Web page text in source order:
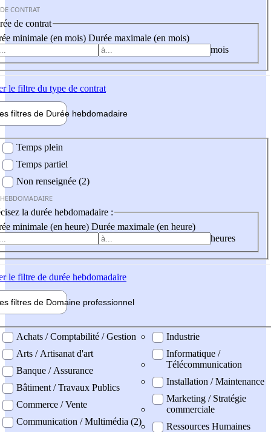
CONTRAT
de contrat
minimale (en mois) Durée maximale (en mois)
mois
le filtre du type de contrat
filtres de Durée hebdomadaire
Temps plein
Temps partiel
Non renseignée (2)
la durée hebdomadaire :
minimale (en heure) Durée maximale (en heure)
heures
le filtre de durée hebdomadaire
filtres de Domaine professionnel
professionel
Achats / Comptabilité / Gestion
Arts / Artisanat d'art
Banque / Assurance
Bâtiment / Travaux Publics
Commerce / Vente
Communication / Multimédia (2)
Industrie
Informatique /
Télécommunication
Installation / Maintenance
Marketing / Stratégie
commerciale
Ressources Humaines